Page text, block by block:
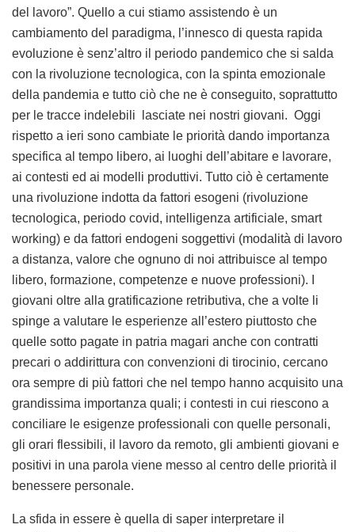
del lavoro”. Quello a cui stiamo assistendo è un
cambiamento del paradigma, l’innesco di questa rapida
evoluzione è senz’altro il periodo pandemico che si salda
con la rivoluzione tecnologica, con la spinta emozionale
della pandemia e tutto ciò che ne è conseguito, soprattutto
per le tracce indelebili lasciate nei nostri giovani. Oggi
rispetto a ieri sono cambiate le priorità dando importanza
specifica al tempo libero, ai luoghi dell’abitare e lavorare,
ai contesti ed ai modelli produttivi. Tutto ciò è certamente
una rivoluzione indotta da fattori esogeni (rivoluzione
tecnologica, periodo covid, intelligenza artificiale, smart
working) e da fattori endogeni soggettivi (modalità di lavoro
a distanza, valore che ognuno di noi attribuisce al tempo
libero, formazione, competenze e nuove professioni). I
giovani oltre alla gratificazione retributiva, che a volte li
spinge a valutare le esperienze all’estero piuttosto che
quelle sotto pagate in patria magari anche con contratti
precari o addirittura con convenzioni di tirocinio, cercano
ora sempre di più fattori che nel tempo hanno acquisito una
grandissima importanza quali; i contesti in cui riescono a
conciliare le esigenze professionali con quelle personali,
gli orari flessibili, il lavoro da remoto, gli ambienti giovani e
positivi in una parola viene messo al centro delle priorità il
benessere personale.
La sfida in essere è quella di saper interpretare il